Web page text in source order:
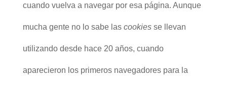
cuando vuelva a navegar por esa página. Aunque
mucha gente no lo sabe las cookiesse llevan
utilizando desde hace 20 años, cuando
aparecieron los primeros navegadores para la